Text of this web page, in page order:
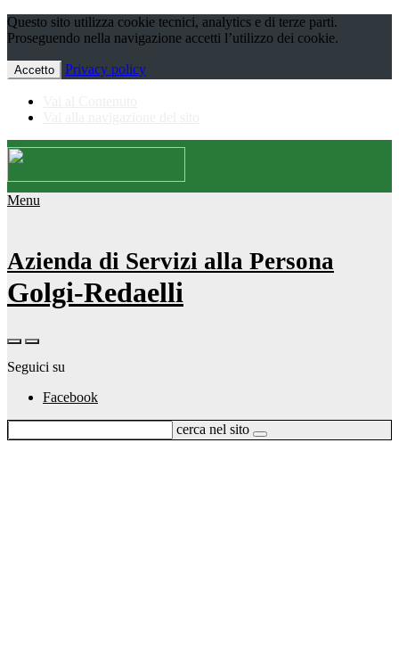
Questo sito utilizza cookie tecnici, analytics e di terze parti.
Proseguendo nella navigazione accetti l’utilizzo dei cookie.
Accetto Privacy policy
Menu
Azienda di Servizi alla Persona
Golgi-Redaelli
Seguici su
Facebook
cerca nel sito